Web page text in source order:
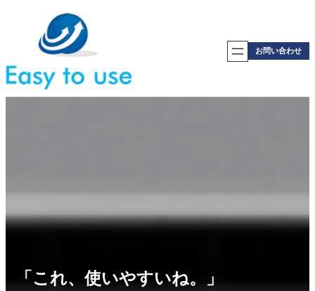
キ
ッ
お問い合わせ
「これ、使いやすいね。」